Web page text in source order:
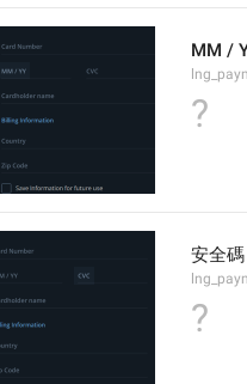
MM /
?
安全碼
?